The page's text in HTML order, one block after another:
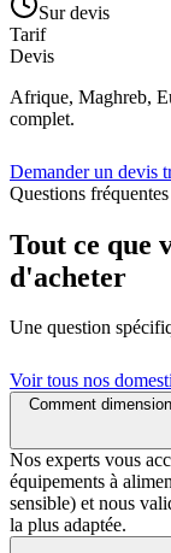
Sur devis
Tarif
Devis
Afrique, Maghreb,
complet.
Demander un devis
Questions fréquentes
Tout ce que
d'acheter
Une question
Voir tous nos
Comment
Nos experts vous
équipements à
sensible) et nous
la plus adaptée.